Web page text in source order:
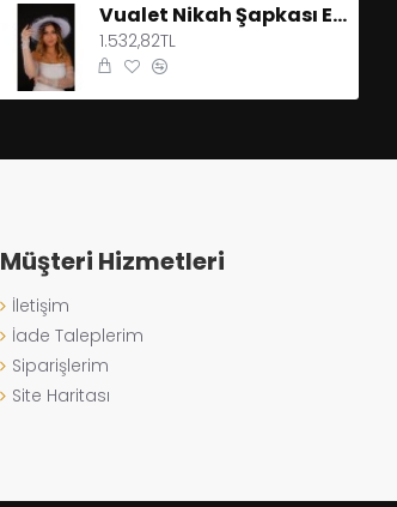
Vualet Nikah Şapkası Erna Tüllü Gelin Aksesuarı Tül Eldiven
1.532,82TL
Müşteri Hizmetleri
İletişim
İade Taleplerim
Siparişlerim
Site Haritası